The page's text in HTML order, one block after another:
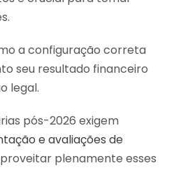
a configuração correta
seu resultado financeiro
legal.
pós-2026 exigem
e avaliações de
plenamente esses